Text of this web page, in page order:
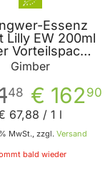
Essenz
Lilly EW 200ml
Vorteilspack
von Gimber
Gimber
€ 16290
48
MwSt., zzgl. Versand
67,88 / 1 l
bald wieder